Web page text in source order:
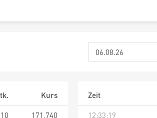
Kurs
10
171,740
Zeit
12:33:19